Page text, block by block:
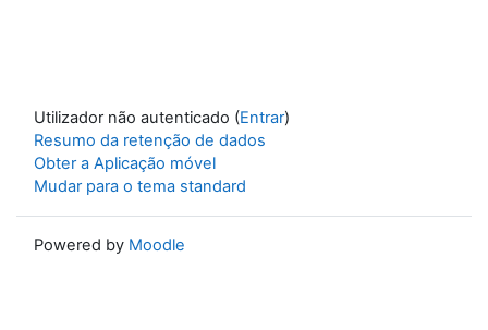
Utilizador não autenticado (Entrar)
Resumo da retenção de dados
Obter a Aplicação móvel
Mudar para o tema standard
Powered by Moodle